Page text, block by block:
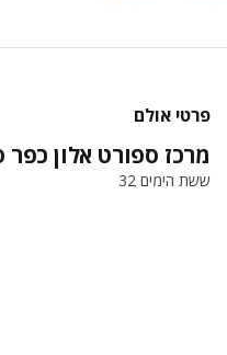
פרטי אולם
מרכז ספורט אלון כפר
ששת הימים 32